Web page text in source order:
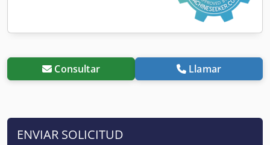
Consultar Llamar
ENVIAR SOLICITUD